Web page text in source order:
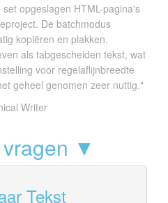
opgeslagen HTML-pagina's
De batchmodus
kopiëren en plakken.
als tabgescheiden tekst, wat
voor regelaflijnbreedte
geheel genomen zeer nuttig."
Writer
▼
Tekst